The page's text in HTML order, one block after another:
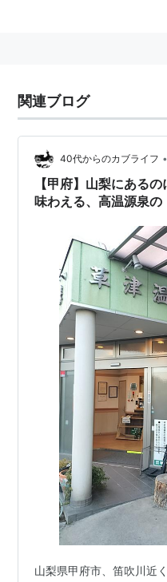
関連ブログ
40代からのカブライフ •
【甲府】山梨にある
味わえる、高温源泉
山梨県甲府市、笛吹川近